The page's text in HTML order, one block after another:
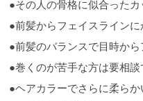
●その人の骨格に似合ったカ
●前髪からフェイスライン
●前髪のバランスで目時から
●巻くのが苦手な方は要相
●ヘアカラーでさらに柔らか